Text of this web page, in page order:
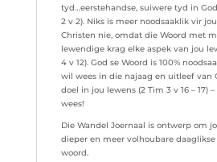
tyd…eerstehandse, suiwere tyd in
2 v 2). Niks is meer noodsaaklik vir
Christen nie, omdat die Woord met
lewendige krag elke aspek van jou
4 v 12). God se Woord is 100%
wil wees in die najaag en uitleef van
doel in jou lewens (2 Tim 3 v 16 – 17)
wees!
Die Wandel Joernaal is ontwerp om
dieper en meer volhoubare
woord.